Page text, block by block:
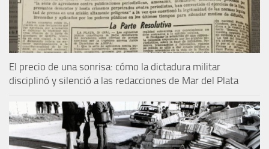
El precio de una sonrisa: cómo la dictadura militar
disciplinó y silenció a las redacciones de Mar del Plata